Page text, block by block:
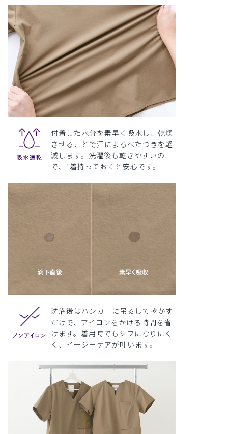
付着した水分を素早く吸水し、乾燥
させることで汗によるべたつきを軽
減します。洗濯後も乾きやすいの
で、1着持っておくと安心です。
洗濯後はハンガーに吊るして乾かす
だけで、アイロンをかける時間を省
けます。着用時でもシワになりにく
く、イージーケアが叶います。